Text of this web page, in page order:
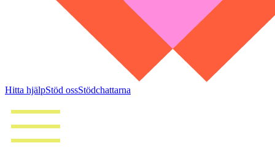
Hitta hjälpStöd ossStödchattarna